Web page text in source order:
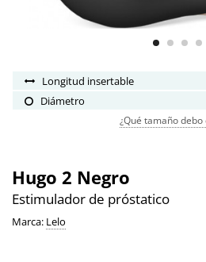
Longitud insertable
Diámetro
¿Qué tamaño debo
Hugo 2 Negro
Estimulador de próstatico
Marca: Lelo